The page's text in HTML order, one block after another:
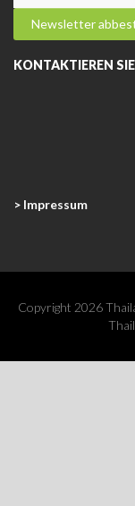
KONTAKTIEREN
> Impressum
Copyright 2026